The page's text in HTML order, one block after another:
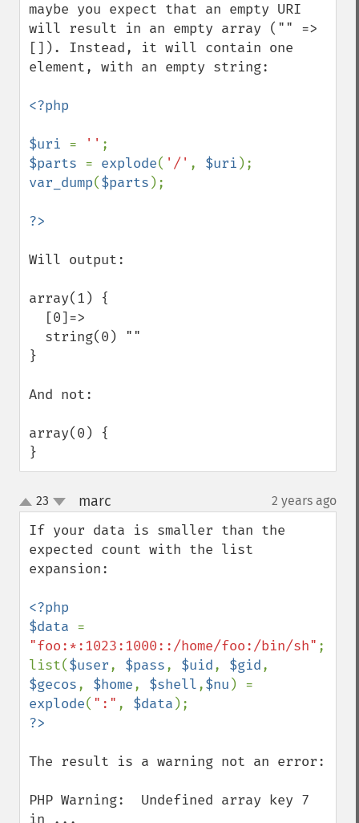
maybe you expect that an empty URI
will result in an empty array ("" =>
[]). Instead, it will contain one
element, with an empty string:
<?php
$uri = ''
$parts = explode( '/' , $uri
var_dump($parts );
Will output:
array(1) {
}
And not:
array(0) {
}
up
down
23 marc 2 years ago
If your data is smaller than the
expected count with the list
expansion:
<?php
$data
"foo:*:1023:1000::/home/foo:/bin/sh" ;
list($user, $pass, $uid, $gid
$gecos, $home, $shell,$nu
explode( ":" , $data
The result is a warning not an error:
PHP Warning:  Undefined array key 7
in ...